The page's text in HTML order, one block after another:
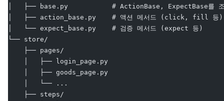
│   ├── base.py           # ActionBase, ExpectBase를 조
│   ├── action_base.py    # 액션 메서드 (click, fill 등)
│   └── expect_base.py    # 검증 메서드 (expect 등)
└── store/
    ├── pages/
    │   ├── login_page.py
    │   ├── goods_page.py
    │   └── ...
    ├── steps/